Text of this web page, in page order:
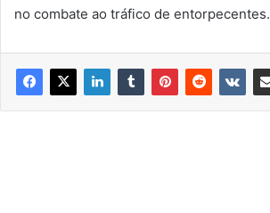
no combate ao tráfico de entorpecentes.